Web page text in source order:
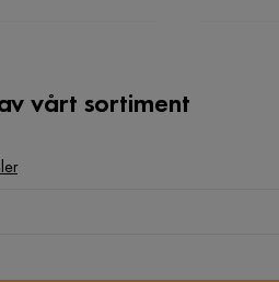
vårt sortiment